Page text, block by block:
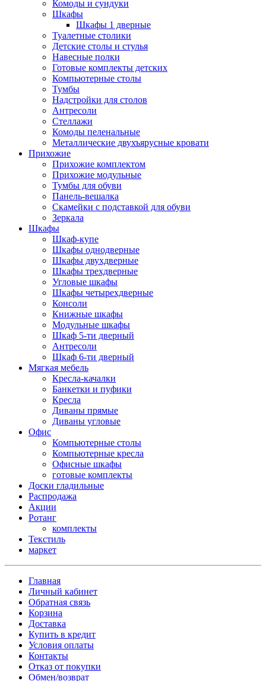
Комоды и сундуки
Шкафы
Шкафы 1 дверные
Туалетные столики
Детские столы и стулья
Навесные полки
Готовые комплекты детских
Компьютерные столы
Тумбы
Надстройки для столов
Антресоли
Стеллажи
Комоды пеленальные
Металлические двухъярусные кровати
Прихожие
Прихожие комплектом
Прихожие модульные
Тумбы для обуви
Панель-вешалка
Скамейки с подставкой для обуви
Зеркала
Шкафы
Шкаф-купе
Шкафы однодверные
Шкафы двухдверные
Шкафы трехдверные
Угловые шкафы
Шкафы четырехдверные
Консоли
Книжные шкафы
Модульные шкафы
Шкаф 5-ти дверный
Антресоли
Шкаф 6-ти дверный
Мягкая мебель
Кресла-качалки
Банкетки и пуфики
Кресла
Диваны прямые
Диваны угловые
Офис
Компьютерные столы
Компьютерные кресла
Офисные шкафы
готовые комплекты
Доски гладильные
Распродажа
Акции
Ротанг
комплекты
Текстиль
маркет
Главная
Личный кабинет
Обратная связь
Корзина
Доставка
Купить в кредит
Условия оплаты
Контакты
Отказ от покупки
Обмен/возврат